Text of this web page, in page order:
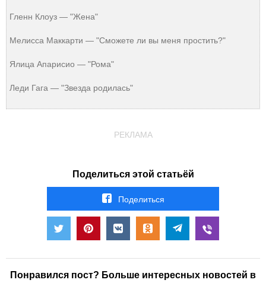
Гленн Клоуз — "Жена"
Мелисса Маккарти — "Сможете ли вы меня простить?"
Ялица Апарисио — "Рома"
Леди Гага — "Звезда родилась"
РЕКЛАМА
Поделиться этой статьёй
Поделиться
Понравился пост? Больше интересных новостей в